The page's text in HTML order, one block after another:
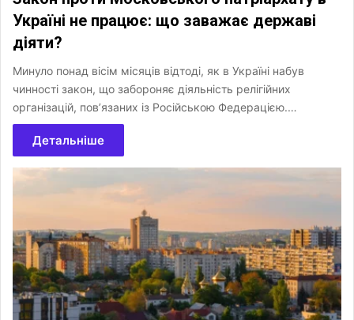
Україні не працює: що заважає державі
діяти?
Минуло понад вісім місяців відтоді, як в Україні набув
чинності закон, що забороняє діяльність релігійних
організацій, пов’язаних із Російською Федерацією.…
Детальніше